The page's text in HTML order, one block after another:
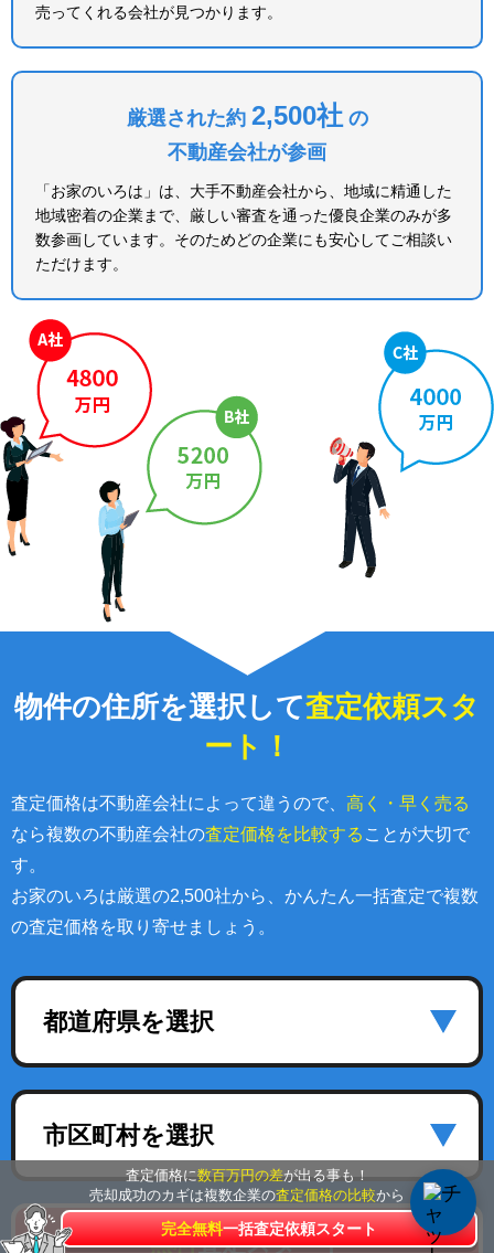
売ってくれる会社が見つかります。
厳選された約 2,500社 の
不動産会社が参画
「お家のいろは」は、大手不動産会社から、地域に精通した
地域密着の企業まで、厳しい審査を通った優良企業のみが多
数参画しています。そのためどの企業にも安心してご相談い
ただけます。
物件の住所を選択して査定依頼スタ
ート！
査定価格は不動産会社によって違うので、 高く・早く売る
なら複数の不動産会社の査定価格を比較する ことが大切で
す。
お家のいろは厳選の2,500社から、かんたん一括査定で複数
の査定価格を取り寄せましょう。
都道府県を選択
市区町村を選択
無料査定スタート
査定価格に数百万円の差が出る事も！
売却成功のカギは複数企業の査定価格の比較から
完全無料一括査定依頼スタート